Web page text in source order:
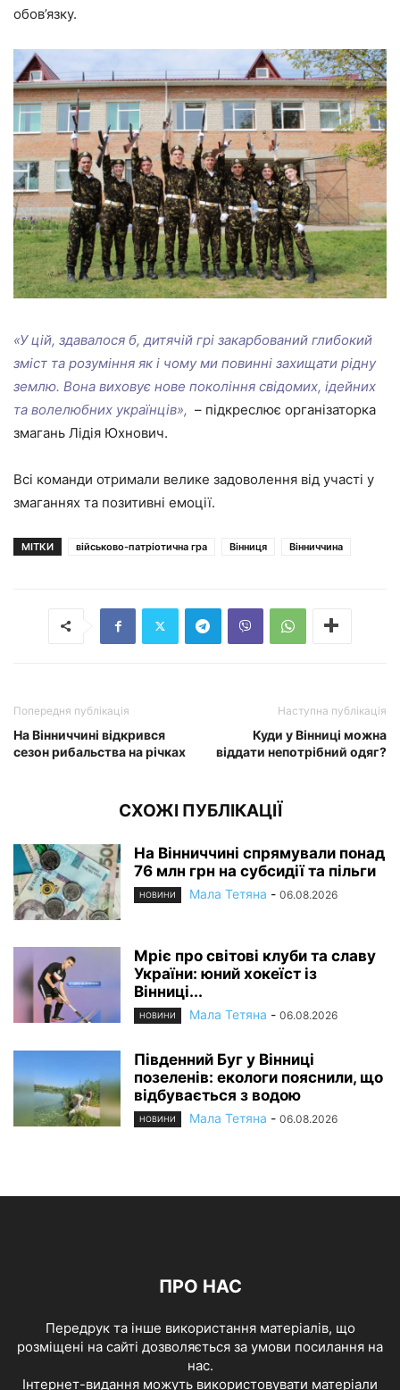
обов’язку.
«У цій, здавалося б, дитячій грі закарбований глибокий
зміст та розуміння як і чому ми повинні захищати рідну
землю. Вона виховує нове покоління свідомих, ідейних
та волелюбних українців», – підкреслює організаторка
змагань Лідія Юхнович.
Всі команди отримали велике задоволення від участі у
змаганнях та позитивні емоції.
МІТКИ військово-патріотична гра Вінниця Вінниччина
Попередня публікація
На Вінниччині відкрився
сезон рибальства на річках
Наступна публікація
Куди у Вінниці можна
віддати непотрібний одяг?
СХОЖІ ПУБЛІКАЦІЇ
На Вінниччині спрямували понад
76 млн грн на субсидії та пільги
НОВИНИ Мала Тетяна - 06.08.2026
Мріє про світові клуби та славу
України: юний хокеїст із
Вінниці...
НОВИНИ Мала Тетяна - 06.08.2026
Південний Буг у Вінниці
позеленів: екологи пояснили, що
відбувається з водою
НОВИНИ Мала Тетяна - 06.08.2026
ПРО НАС
Передрук та інше використання матеріалів, що
розміщені на сайті дозволяється за умови посилання на
нас.
Інтернет-видання можуть використовувати матеріали